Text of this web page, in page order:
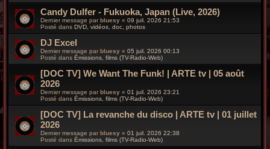
g
Candy Dulfer - Fukuoka, Japan (Live, 2026)
Dernier message parbluesy « 09 juil. 2026 21:53
Posté dans DVD, vidéos, doc, photos
DJ Excel
Dernier message par bluesy « 05 juil. 2026 00:13
Posté dans Émissions, films (TV-Radio-Web)
[DOC TV] We Want The Funk! | ARTE tv | 05 août
2026
Dernier message par bluesy « 01 juil. 2026 23:21
Posté dans Émissions, films (TV-Radio-Web)
[DOC TV] La revanche du disco | ARTE tv | 01 juillet
2026
Dernier message par bluesy « 01 juil. 2026 22:38
Posté dans Émissions, films (TV-Radio-Web)